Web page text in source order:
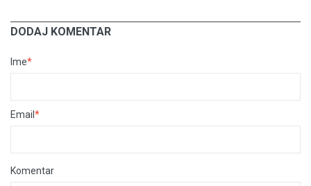
DODAJ KOMENTAR
Ime*
Email *
Komentar